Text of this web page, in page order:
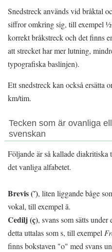
Snedstreck används vid bråktal
siffror omkring sig, till exempel ½
korrekt bråkstreck och det finns
att strecket har mer lutning,
typografiska baslinjen).
Ett snedstreck kan också ersätta
km/tim.
Tecken som är ovanliga
svenskan
Följande är så kallade diakritiska
det vanliga alfabetet.
Brevis (ˇ), liten liggande båge
vokal, till exempel ă.
Cedilj (ç), svans som sätts
detta uttalas som s, till exempel
finns bokstaven "o" med svans